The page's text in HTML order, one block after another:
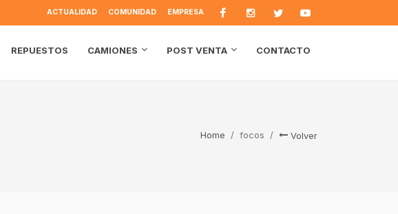
ACTUALIDAD COMUNIDAD EMPRESA
REPUESTOS CAMIONES POST VENTA CONTACTO
Home focos Volver